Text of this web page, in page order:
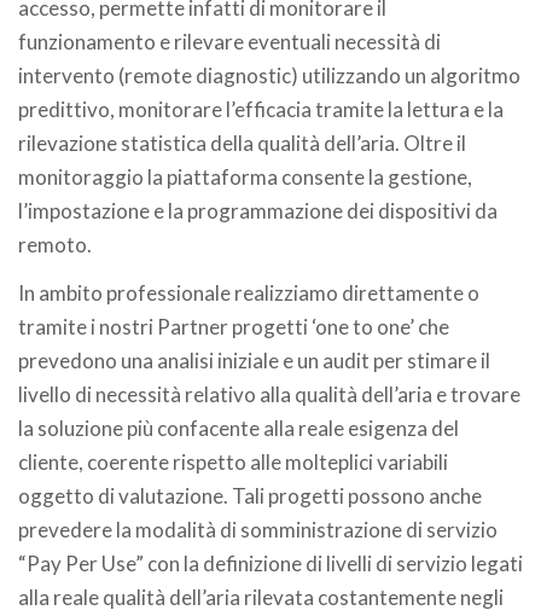
accesso, permette infatti di monitorare il
funzionamento e rilevare eventuali necessità di
intervento (remote diagnostic) utilizzando un algoritmo
predittivo, monitorare l’efficacia tramite la lettura e la
rilevazione statistica della qualità dell’aria. Oltre il
monitoraggio la piattaforma consente la gestione,
l’impostazione e la programmazione dei dispositivi da
remoto.
In ambito professionale realizziamo direttamente o
tramite i nostri Partner progetti ‘one to one’ che
prevedono una analisi iniziale e un audit per stimare il
livello di necessità relativo alla qualità dell’aria e trovare
la soluzione più confacente alla reale esigenza del
cliente, coerente rispetto alle molteplici variabili
oggetto di valutazione. Tali progetti possono anche
prevedere la modalità di somministrazione di servizio
“Pay Per Use” con la definizione di livelli di servizio legati
alla reale qualità dell’aria rilevata costantemente negli